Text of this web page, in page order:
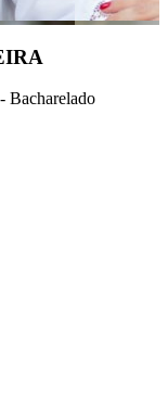
Bacharelado